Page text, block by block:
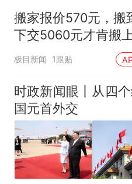
搬家报价570元，搬
下交5060元才肯搬
女子傻眼了
极目新闻 1跟贴
时政新闻眼丨从四
国元首外交